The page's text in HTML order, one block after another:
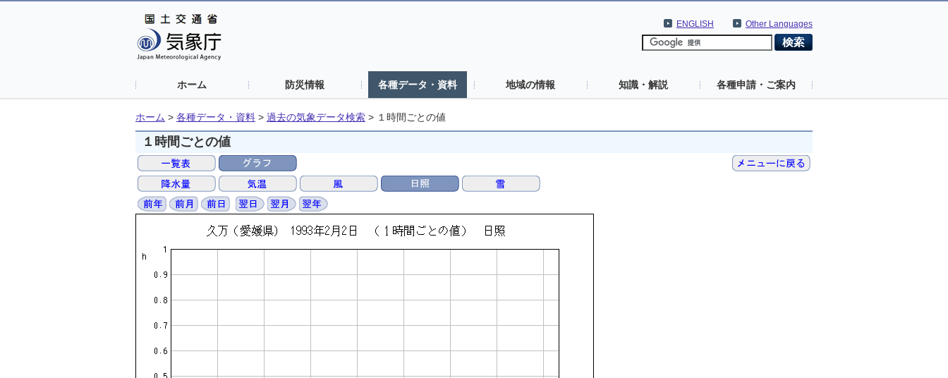
Other Languages
ENGLISH
ホーム 防災情報 各種データ・資料 地域の情報 知識・解説 各種申請・ご案内
ホーム > 各種データ・資料 > 過去の気象データ検索 > １時間ごとの値
１時間ごとの値